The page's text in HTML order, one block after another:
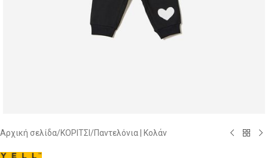
Αρχική σελίδα/ΚΟΡΙΤΣΙ /Παντελόνια | Κολάν